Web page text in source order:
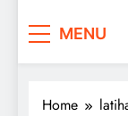
MENU
Home